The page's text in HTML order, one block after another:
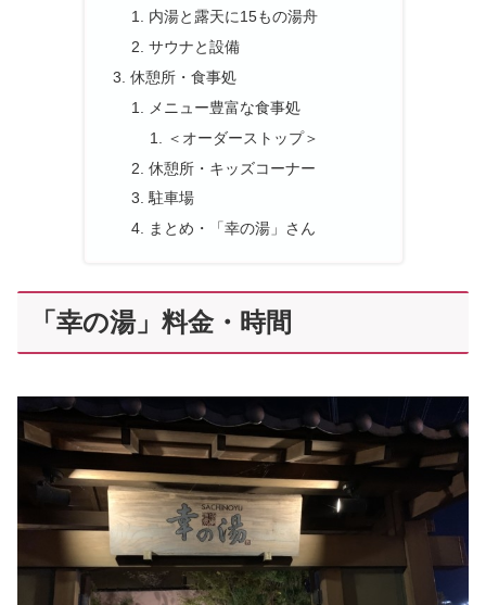
内湯と露天に15もの湯舟
サウナと設備
休憩所・食事処
メニュー豊富な食事処
＜オーダーストップ＞
休憩所・キッズコーナー
駐車場
まとめ・「幸の湯」さん
「幸の湯」料金・時間